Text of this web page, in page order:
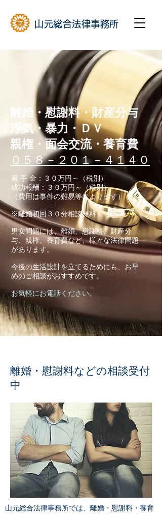
山元総合法律事務所
離婚・​慰謝料・財産分与
​浮気・暴力・ＤＶ
親権・面会交流・養育費
０５８－２０１－４１４０
着 手 金：３０万円～（税別）
成功報酬：３０万円～（税別）
（費用は事件の難易等によります）
​※​離婚初回３０分相談無料
男女問題には、離婚、慰謝料、財産分
与、親権、養育費など、様々な法律問題
があります。
今後の生活設計を立てるためにも、お早
めのご相談がおすすめです。
お気軽にお電話ください。
​離婚・慰謝料などの相談受付
中
山元総合法律事務所では、離婚・慰謝料・養育